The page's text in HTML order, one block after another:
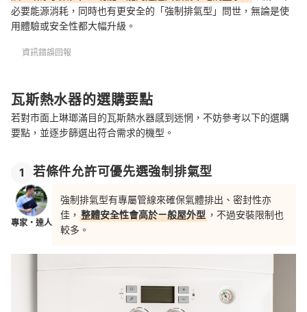
必要能源消耗，同時也有更安全的「強制排氣型」問世，無論是使
用體驗或安全性都大幅升級。
資訊錯誤回報
瓦斯熱水器的選購要點
若對市面上琳瑯滿目的瓦斯熱水器感到迷惘，不妨參考以下的選購
要點，並逐步篩選出符合需求的機型。
1 若條件允許可優先選強制排氣型
專家・達人
強制排氣型有專屬管線來確保氣體排出、密封性亦
佳， 整體安全性會高於ㄧ般屋外型 ，不過安裝限制也
較多。